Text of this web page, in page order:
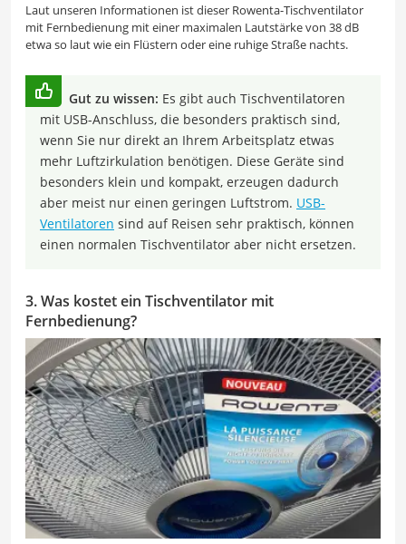
Laut unseren Informationen ist dieser Rowenta-Tischventilator
mit Fernbedienung mit einer maximalen Lautstärke von 38 dB
etwa so laut wie ein Flüstern oder eine ruhige Straße nachts.
Gut zu wissen: Es gibt auch Tischventilatoren
mit USB-Anschluss, die besonders praktisch sind,
wenn Sie nur direkt an Ihrem Arbeitsplatz etwas
mehr Luftzirkulation benötigen. Diese Geräte sind
besonders klein und kompakt, erzeugen dadurch
aber meist nur einen geringen Luftstrom. USB-
Ventilatoren sind auf Reisen sehr praktisch, können
einen normalen Tischventilator aber nicht ersetzen.
3. Was kostet ein Tischventilator mit
Fernbedienung?